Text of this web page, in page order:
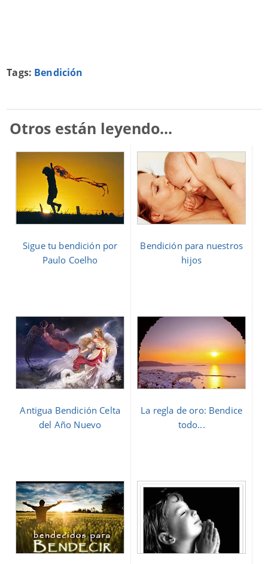
Tags: Bendición
Otros están leyendo...
Sigue tu bendición por
Paulo Coelho
Bendición para nuestros
hijos
Antigua Bendición Celta
del Año Nuevo
La regla de oro: Bendice
todo...